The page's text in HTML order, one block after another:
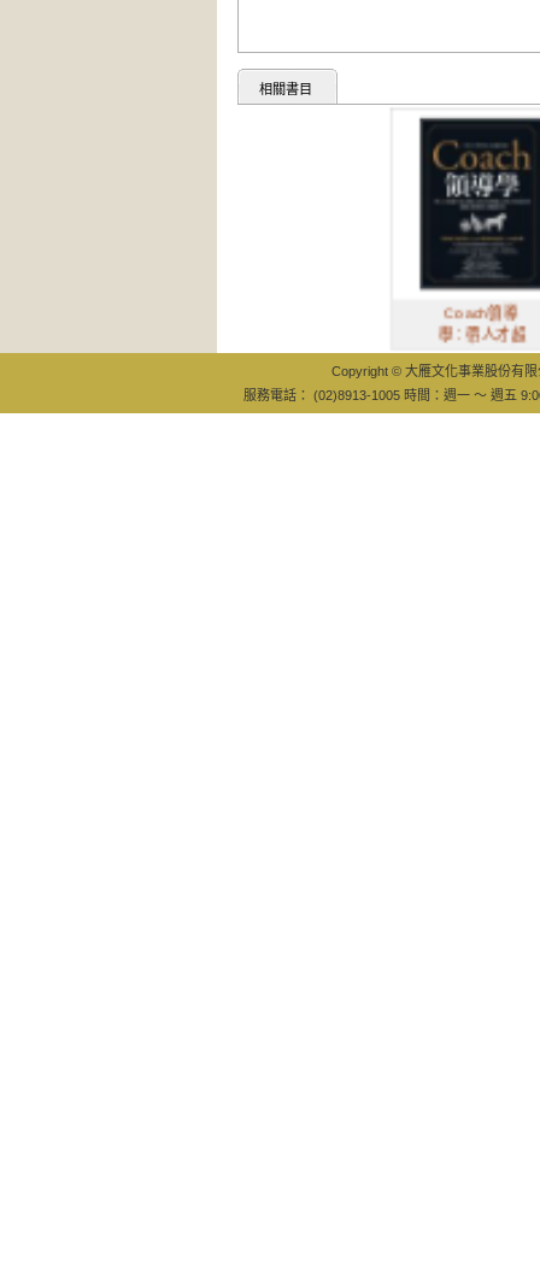
相關書目
Coach領導
學：帶人才超
Copyright © 大雁文化事業股份有
服務電話： (02)8913-1005 時間：週一 ～ 週五